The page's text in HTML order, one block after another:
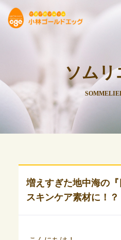
ソムリ
増えすぎた地中海の『
スキンケア素材に！？